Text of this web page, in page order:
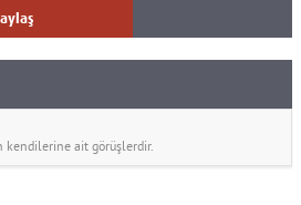
kendilerine ait görüşlerdir.